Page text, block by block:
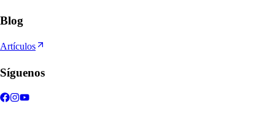
Blog
Artículos
Síguenos